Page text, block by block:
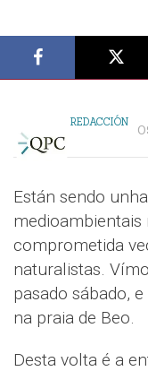
REDACCIÓN
Están sendo
medioambientais
comprometida
naturalistas.
pasado sábado,
na praia de Beo.
Desta volta é a